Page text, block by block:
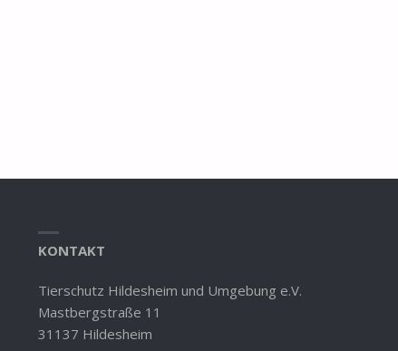
KONTAKT
Tierschutz Hildesheim und Umgebung e.V.
Mastbergstraße 11
31137 Hildesheim